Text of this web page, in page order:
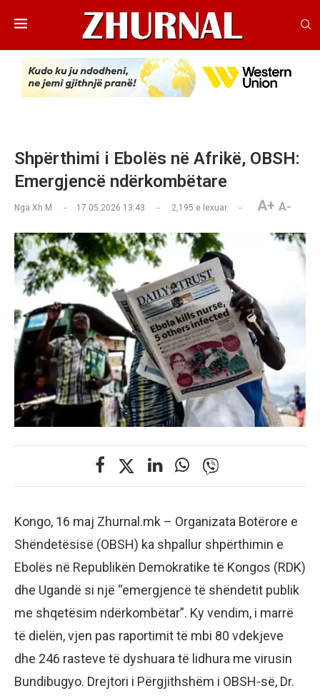
Shpërthimi i Ebolës në Afrikë, OBSH:
Emergjencë ndërkombëtare
Nga Xh M 17.05.2026 13:43 2,195 e lexuar A+ A-
Kongo, 16 maj Zhurnal.mk – Organizata Botërore e
Shëndetësisë (OBSH) ka shpallur shpërthimin e
Ebolës në Republikën Demokratike të Kongos (RDK)
dhe Ugandë si një “emergjencë të shëndetit publik
me shqetësim ndërkombëtar”. Ky vendim, i marrë
të dielën, vjen pas raportimit të mbi 80 vdekjeve
dhe 246 rasteve të dyshuara të lidhura me virusin
Bundibugyo. Drejtori i Përgjithshëm i OBSH-së, Dr.